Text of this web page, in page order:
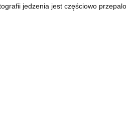
jedzenia jest częściowo